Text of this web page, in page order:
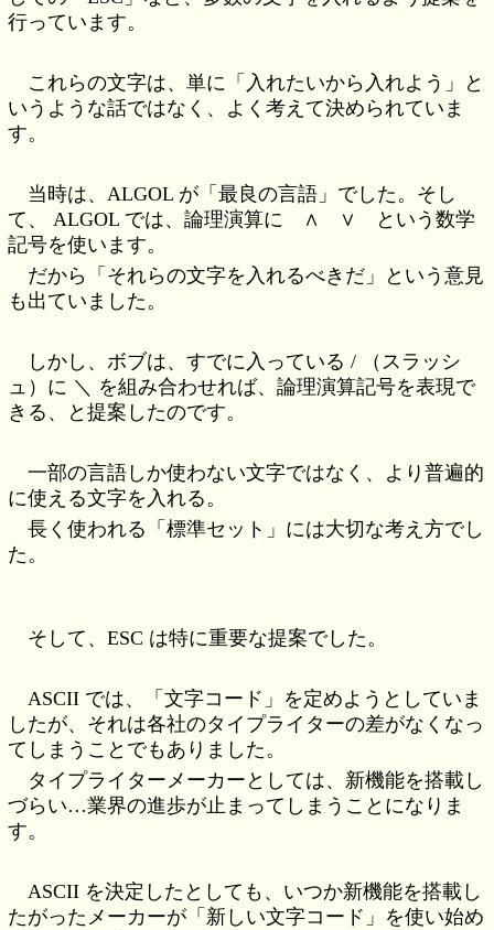
行っています。
これらの文字は、単に「入れたいから入れよう」と
いうような話ではなく、よく考えて決められていま
す。
当時は、ALGOL が「最良の言語」でした。そし
て、 ALGOL では、論理演算に ∧ ∨ という数学
記号を使います。
だから「それらの文字を入れるべきだ」という意見
も出ていました。
しかし、ボブは、すでに入っている / （スラッシ
ュ）に ＼ を組み合わせれば、論理演算記号を表現で
きる、と提案したのです。
一部の言語しか使わない文字ではなく、より普遍的
に使える文字を入れる。
長く使われる「標準セット」には大切な考え方でし
た。
そして、ESC は特に重要な提案でした。
ASCII では、「文字コード」を定めようとしていま
したが、それは各社のタイプライターの差がなくなっ
てしまうことでもありました。
タイプライターメーカーとしては、新機能を搭載し
づらい…業界の進歩が止まってしまうことになりま
す。
ASCII を決定したとしても、いつか新機能を搭載し
たがったメーカーが「新しい文字コード」を使い始め